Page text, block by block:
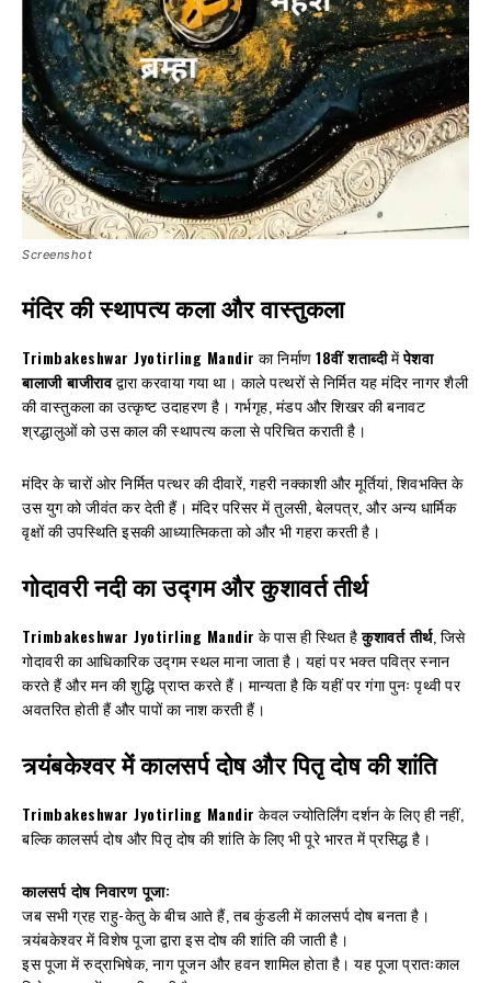
Screenshot
मंदिर की स्थापत्य कला और वास्तुकला
Trimbakeshwar Jyotirling Mandir का निर्माण18वीं शताब्दीमेंपेशवा
बालाजी बाजीरावद्वारा करवाया गया था। काले पत्थरों से निर्मित यह मंदिर नागर शैली
की वास्तुकला का उत्कृष्ट उदाहरण है। गर्भगृह, मंडप और शिखर की बनावट
श्रद्धालुओं को उस काल की स्थापत्य कला से परिचित कराती है।
मंदिर के चारों ओर निर्मित पत्थर की दीवारें, गहरी नक्काशी और मूर्तियां, शिवभक्ति के
उस युग को जीवंत कर देती हैं। मंदिर परिसर में तुलसी, बेलपत्र, और अन्य धार्मिक
वृक्षों की उपस्थिति इसकी आध्यात्मिकता को और भी गहरा करती है।
गोदावरी नदी का उद्गम और कुशावर्त तीर्थ
Trimbakeshwar Jyotirling Mandir के पास ही स्थित हैकुशावर्त तीर्थ, जिसे
गोदावरी का आधिकारिक उद्गम स्थल माना जाता है। यहां पर भक्त पवित्र स्नान
करते हैं और मन की शुद्धि प्राप्त करते हैं। मान्यता है कि यहीं पर गंगा पुनः पृथ्वी पर
अवतरित होती हैं और पापों का नाश करती हैं।
त्र्यंबकेश्वर में कालसर्प दोष और पितृ दोष की शांति
Trimbakeshwar Jyotirling Mandir केवल ज्योतिर्लिंग दर्शन के लिए ही नहीं,
बल्कि कालसर्प दोष और पितृ दोष की शांति के लिए भी पूरे भारत में प्रसिद्ध है।
कालसर्प दोष निवारण पूजा:
जब सभी ग्रह राहु-केतु के बीच आते हैं, तब कुंडली में कालसर्प दोष बनता है।
त्र्यंबकेश्वर में विशेष पूजा द्वारा इस दोष की शांति की जाती है।
इस पूजा में रुद्राभिषेक, नाग पूजन और हवन शामिल होता है। यह पूजा प्रातःकाल